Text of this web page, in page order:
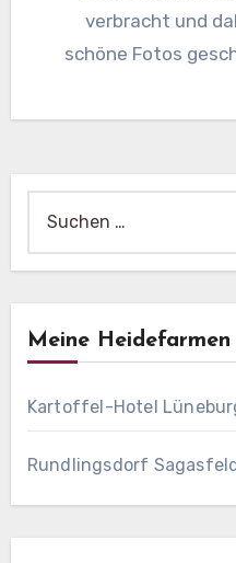
verbracht und
schöne Fotos
nach:
Meine Heidefarmen
Kartoffel-Hotel
Rundlingsdorf